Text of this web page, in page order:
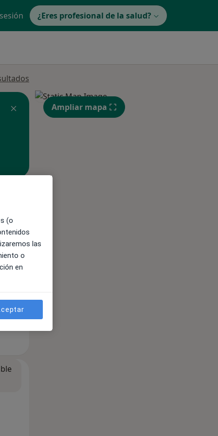
¿Eres profesional de la salud?
Ampliar mapa
(o
las
o
en